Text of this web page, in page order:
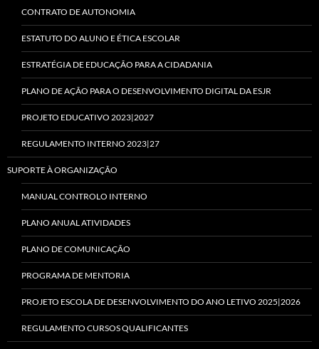
CONTRATO DE AUTONOMIA
ESTATUTO DO ALUNO E ÉTICA ESCOLAR
ESTRATÉGIA DE EDUCAÇÃO PARA A CIDADANIA
PLANO DE AÇÃO PARA O DESENVOLVIMENTO DIGITAL DA ESJR
PROJETO EDUCATIVO 2023|2027
REGULAMENTO INTERNO 2023|27
SUPORTE À ORGANIZAÇÃO
MANUAL CONTROLO INTERNO
PLANO ANUAL ATIVIDADES
PLANO DE COMUNICAÇÃO
PROGRAMA DE MENTORIA
PROJETO ESCOLA DE DESENVOLVIMENTO DO ANO LETIVO 2025|2026
REGULAMENTO CURSOS QUALIFICANTES